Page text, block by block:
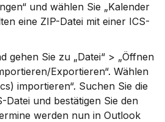
und wählen Sie „Kalender
eine ZIP-Datei mit einer ICS-
gehen Sie zu „Datei“ > „Öffnen
Exportieren“. Wählen
importieren“. Suchen Sie die
Datei und bestätigen Sie den
werden nun in Outlook